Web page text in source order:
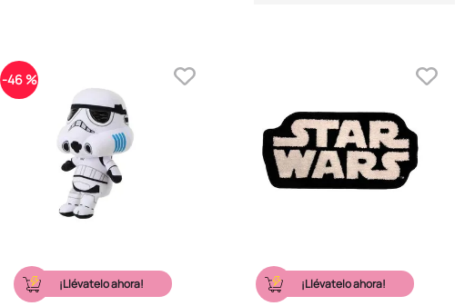
-46 %
¡Llévatelo ahora! ¡Llévatelo ahora!